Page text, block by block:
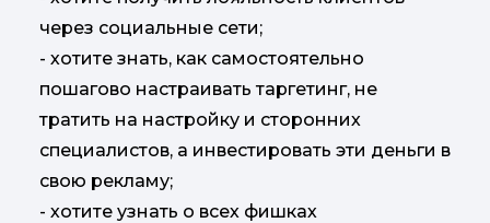
через социальные сети;
- хотите знать, как самостоятельно
пошагово настраивать таргетинг, не
тратить на настройку и сторонних
специалистов, а инвестировать эти деньги в
свою рекламу;
- хотите узнать о всех фишках